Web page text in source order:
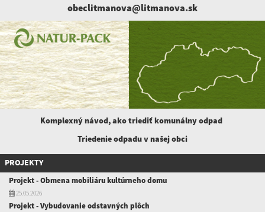
obeclitmanova@litmanova.sk
Komplexný návod, ako triediť komunálnyodpad
Triedenie odpadu v našej obci
PROJEKTY
Projekt - Obmena mobiliáru kultúrneho domu
25.05.2026
Projekt - Vybudovanie odstavných plôch